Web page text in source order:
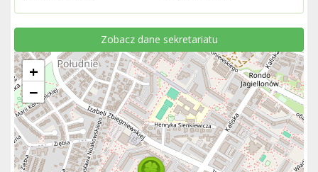
Zobacz dane sekretariatu
+
−